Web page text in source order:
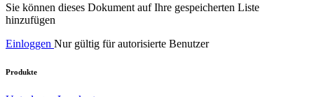
Sie können dieses Dokument auf Ihre gespeicherten Liste
hinzufügen
Einloggen Nur gültig für autorisierte Benutzer
Produkte